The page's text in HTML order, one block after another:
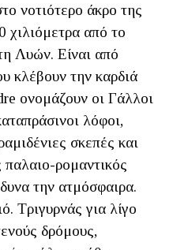
νοτιότερο άκρο της
χιλιόμετρα από το
Λυών. Είναι από
κλέβουν την καρδιά
ονομάζουν οι Γάλλοι
λόφοι,
σκεπές και
ρομαντικός
την ατμόσφαιρα.
Τριγυρνάς για λίγο
δρόμους,